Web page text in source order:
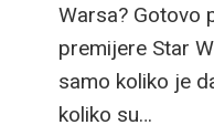
Warsa? Gotovo
premijere Star
samo koliko je
koliko su…